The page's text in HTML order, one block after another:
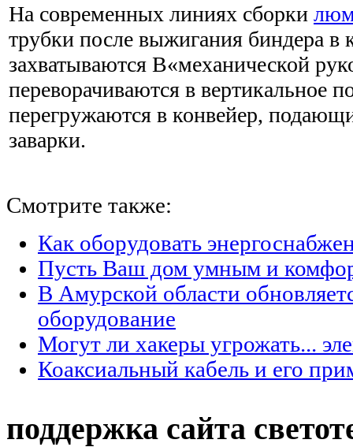
На современных линиях сборки
трубки после выжигания биндера в
захватываются В«механической
переворачиваются в вертикальное
перегружаются в конвейер,
заварки.
Смотрите также:
Как оборудовать
Пусть Ваш дом умным и
В Амурской области
оборудование
Могут ли хакеры угрожать...
Коаксиальный кабель и его
поддержка сайта